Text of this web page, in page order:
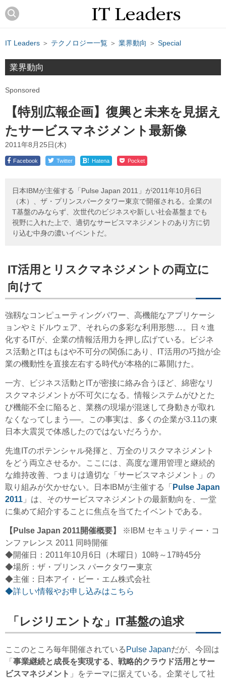
IT Leaders ＞ テクノロジー一覧 ＞ 業界動向 ＞ Special
業界動向
Sponsored
【特別広報企画】復興と未来を見据え
たサービスマネジメント最新像
2011年8月25日(木)
Facebook Twitter ! Hatena Pocket
日本IBMが主催する「Pulse Japan 2011」が2011年10月6日
（木）、ザ・プリンスパークタワー東京で開催される。企業のI
T基盤のみならず、次世代のビジネスや新しい社会基盤までも
視野に入れた上で、適切なサービスマネジメントのあり方に切
り込む中身の濃いイベントだ。
IT活用とリスクマネジメントの両立に
向けて
強靱なコンピューティングパワー、高機能なアプリケーシ
ョンやミドルウェア、それらの多彩な利用形態…。日々進
化するITが、企業の情報活用力を押し広げている。ビジネ
ス活動とITはもはや不可分の関係にあり、IT活用の巧拙が企
業の機動性を直接左右する時代が本格的に幕開けた。
一方、ビジネス活動とITが密接に絡み合うほど、綿密なリ
スクマネジメントが不可欠になる。情報システムがひとた
び機能不全に陥ると、業務の現場が混迷して身動きが取れ
なくなってしまう──。この事実は、多くの企業が3.11の東
日本大震災で体感したのではないだろうか。
先進ITのポテンシャル発揮と、万全のリスクマネジメント
をどう両立させるか。ここには、高度な運用管理と継続的
な維持改善、つまりは適切な「サービスマネジメント」の
取り組みが欠かせない。日本IBMが主催する「 Pulse Japan
2011 」は、そのサービスマネジメントの最新動向を、一堂
に集めて紹介することに焦点を当てたイベントである。
【Pulse Japan 2011開催概要】
※IBM セキュリティー・コ
ンファレンス 2011 同時開催
◆開催日：2011年10月6日（木曜日）10時～17時45分
◆場所：ザ・プリンス パークタワー東京
◆主催：日本アイ・ビー・エム株式会社
◆詳しい情報やお申し込みはこちら
「レジリエントな」IT基盤の追求
ここのところ毎年開催されている Pulse Japanだが、今回は
「 事業継続と成長を実現する、戦略的クラウド活用とサー
ビスマネジメント 」をテーマに据えている。企業そして社